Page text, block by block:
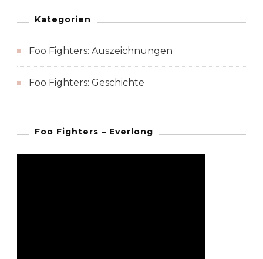
Kategorien
Foo Fighters: Auszeichnungen
Foo Fighters: Geschichte
Foo Fighters – Everlong